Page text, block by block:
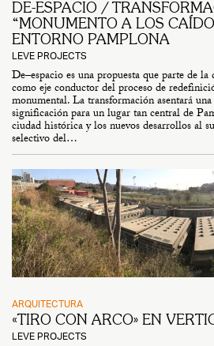
DE-ESPACIO /
“MONUMENTO A LOS
ENTORNO PAMPLONA
LEVE PROJECTS
De–espacio es una propuesta que parte de
como eje conductor del proceso de
monumental. La transformación asentará
significación para un lugar tan central de
ciudad histórica y los nuevos desarrollos al
selectivo del…
ARQUITECTURA
«TIRO CON ARCO» EN
LEVE PROJECTS